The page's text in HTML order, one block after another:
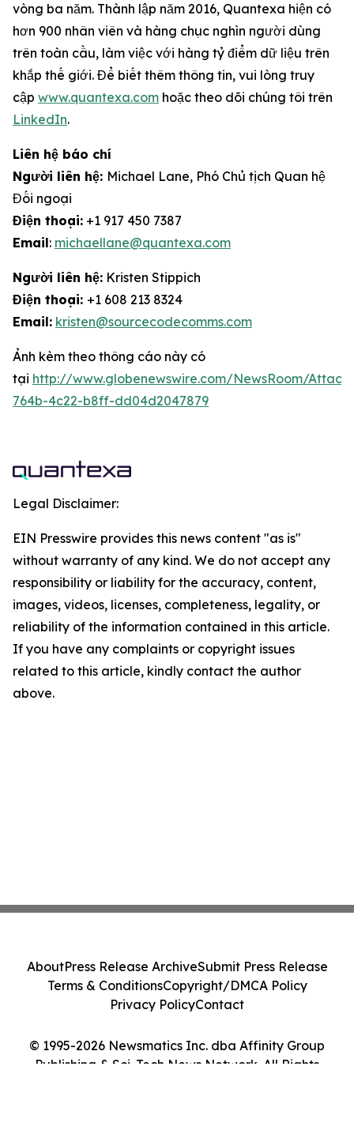
vòng ba năm. Thành lập năm 2016, Quantexa hiện có
hơn 900 nhân viên và hàng chục nghìn người dùng
trên toàn cầu, làm việc với hàng tỷ điểm dữ liệu trên
khắp thế giới. Để biết thêm thông tin, vui lòng truy
cập www.quantexa.com hoặc theo dõi chúng tôi trên
LinkedIn.
Liên hệ báo chí
Người liên hệ: Michael Lane, Phó Chủ tịch Quan hệ
Đối ngoại
Điện thoại: +1 917 450 7387
Email: michaellane@quantexa.com
Người liên hệ: Kristen Stippich
Điện thoại: +1 608 213 8324
Email: kristen@sourcecodecomms.com
Ảnh kèm theo thông cáo này có
tại http://www.globenewswire.com/NewsRoom/
764b-4c22-b8ff-dd04d2047879
Legal Disclaimer:
EIN Presswire provides this news content "as is"
without warranty of any kind. We do not accept any
responsibility or liability for the accuracy, content,
images, videos, licenses, completeness, legality, or
reliability of the information contained in this article.
If you have any complaints or copyright issues
related to this article, kindly contact the author
above.
© 1995-2026 Newsmatics Inc. dba Affinity Group
Publishing & Sci-Tech News Network. All Rights
AboutPress Release ArchiveSubmit Press Release
Terms & ConditionsCopyright/DMCA Policy
Privacy PolicyContact